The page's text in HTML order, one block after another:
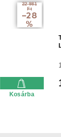
22 981
Ft
–28
%
Kosárba